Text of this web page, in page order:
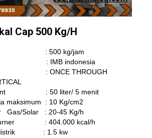
Cap 500 Kg/H
: 500 kg/jam
IMB indonesia
ONCE THROUGH
: 50 liter/ 5 menit
maksimum : 10 Kg/cm2
Gas/Solar : 20-45 Kg/h
Burner : 404.000 kcal/h
listrik : 1.5 kw